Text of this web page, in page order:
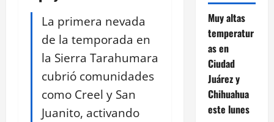
La primera nevada
de la temporada en
la Sierra Tarahumara
cubrió comunidades
como Creel y San
Juanito, activando
Muy altas
temperatur
as en
Ciudad
Juárez y
Chihuahua
este lunes